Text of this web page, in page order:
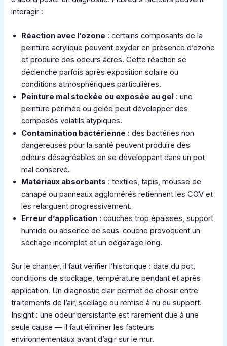
interagir :
Réaction avec l’ozone : certains composants de la
peinture acrylique peuvent oxyder en présence d’ozone
et produire des odeurs âcres. Cette réaction se
déclenche parfois après exposition solaire ou
conditions atmosphériques particulières.
Peinture mal stockée ou exposée au gel : une
peinture périmée ou gelée peut développer des
composés volatils atypiques.
Contamination bactérienne : des bactéries non
dangereuses pour la santé peuvent produire des
odeurs désagréables en se développant dans un pot
mal conservé.
Matériaux absorbants : textiles, tapis, mousse de
canapé ou panneaux agglomérés retiennent les COV et
les relarguent progressivement.
Erreur d’application : couches trop épaisses, support
humide ou absence de sous-couche provoquent un
séchage incomplet et un dégazage long.
Sur le chantier, il faut vérifier l’historique : date du pot,
conditions de stockage, température pendant et après
application. Un diagnostic clair permet de choisir entre
traitements de l’air, scellage ou remise à nu du support.
Insight : une odeur persistante est rarement due à une
seule cause — il faut éliminer les facteurs
environnementaux avant d’agir sur le mur.